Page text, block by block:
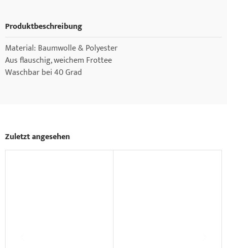
Produktbeschreibung
Material: Baumwolle & Polyester
Aus flauschig, weichem Frottee
Waschbar bei 40 Grad
Zuletzt angesehen